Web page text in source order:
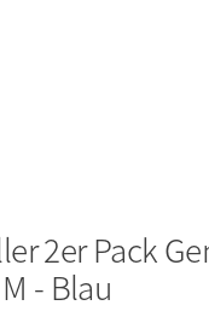
2er Pack
- Blau